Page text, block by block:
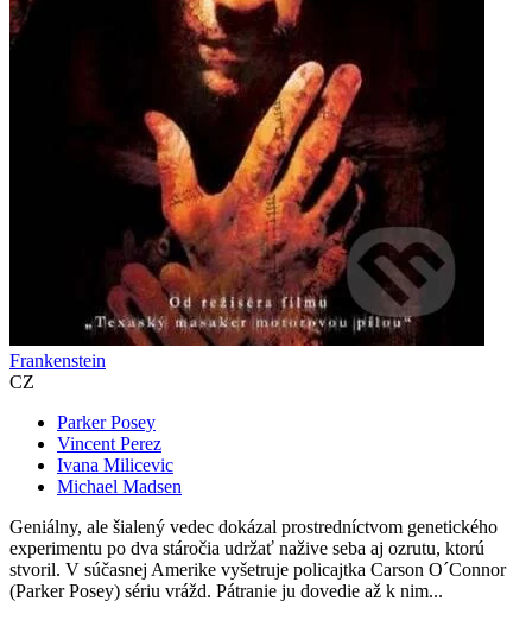
Frankenstein
CZ
Parker Posey
Vincent Perez
Ivana Milicevic
Michael Madsen
Geniálny, ale šialený vedec dokázal prostredníctvom genetického
experimentu po dva stáročia udržať nažive seba aj ozrutu, ktorú
stvoril. V súčasnej Amerike vyšetruje policajtka Carson O´Connor
(Parker Posey) sériu vrážd. Pátranie ju dovedie až k nim...